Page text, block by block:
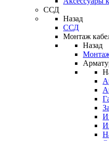
ССД
Назад
ССД
Монтаж
Назад
Монтаж